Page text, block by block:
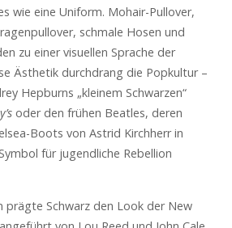
wie eine Uniform. Mohair-Pullover,
schmale Hosen und
zu einer visuellen Sprache der
Ästhetik durchdrang die Popkultur –
Hepburns „kleinem Schwarzen“
oder den frühen Beatles, deren
Boots von Astrid Kirchherr in
für jugendliche Rebellion
prägte Schwarz den Look der New